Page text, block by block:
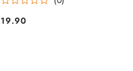
Cena:
19.90